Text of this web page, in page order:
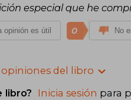
especial que he
opinión es útil 0 No
del libro
libro? Inicia sesión para